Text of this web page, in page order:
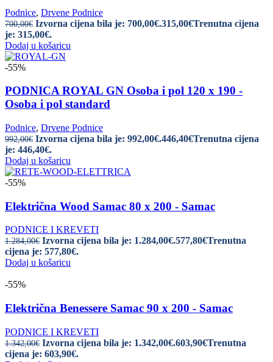
Podnice, Drvene Podnice
700,00€ Izvorna cijena bila je: 700,00€.315,00€Trenutna cijena
je: 315,00€.
Dodaj u košaricu
-55%
PODNICA ROYAL GN Osoba i pol 120 x 190 -
Osoba i pol standard
Podnice, Drvene Podnice
992,00€ Izvorna cijena bila je: 992,00€.446,40€Trenutna cijena
je: 446,40€.
Dodaj u košaricu
-55%
Električna Wood Samac 80 x 200 - Samac
PODNICE I KREVETI
1.284,00€ Izvorna cijena bila je: 1.284,00€.577,80€Trenutna
cijena je: 577,80€.
Dodaj u košaricu
-55%
Električna Benessere Samac 90 x 200 - Samac
PODNICE I KREVETI
1.342,00€ Izvorna cijena bila je: 1.342,00€.603,90€Trenutna
cijena je: 603,90€.